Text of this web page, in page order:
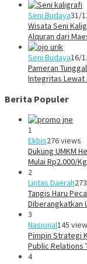
Seni Budaya31/
Wisata Seni
Alquran dari
Seni Budaya16/
Pameran
Integritas Lewat
Berita Populer
1
Ekbis276 views
Dukung UMKM
Mulai Rp2.000/
2
Lintas Daerah
Tangis Haru
Diberangkatkan
3
Nasional145
Pimpin Strategi
Public Relations
4